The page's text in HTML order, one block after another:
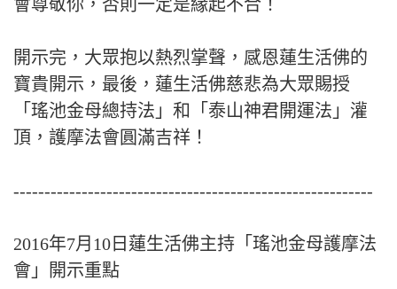
會尊敬你，否則一定是緣起不合！
開示完，大眾抱以熱烈掌聲，感恩蓮生活佛的
寶貴開示，最後，蓮生活佛慈悲為大眾賜授
「瑤池金母總持法」和「泰山神君開運法」灌
頂，護摩法會圓滿吉祥！
----------------------------------------------------------
2016年7月10日蓮生活佛主持「瑤池金母護摩法
會」開示重點